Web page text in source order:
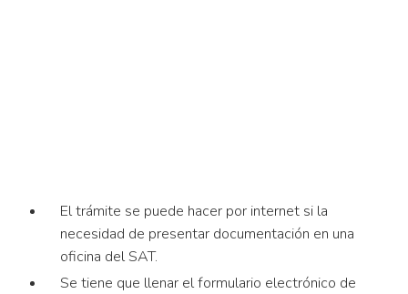
El trámite se puede hacer por internet si la
necesidad de presentar documentación en una
oficina del SAT.
Se tiene que llenar el formulario electrónico de